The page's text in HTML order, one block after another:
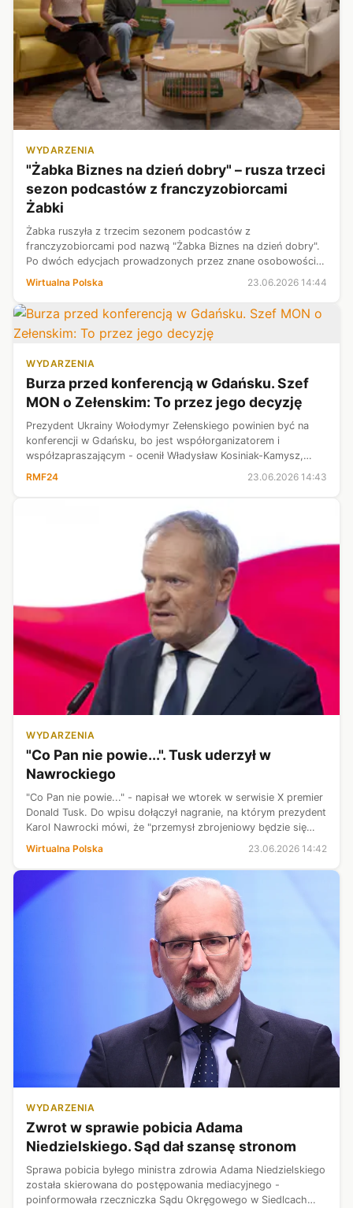
WYDARZENIA
"Żabka Biznes na dzień dobry" – rusza trzeci
sezon podcastów z franczyzobiorcami
Żabki
Żabka ruszyła z trzecim sezonem podcastów z
franczyzobiorcami pod nazwą "Żabka Biznes na dzień dobry".
Po dwóch edycjach prowadzonych przez znane osobowości
się duet gospodarzy - Paulina S...
Wirtualna Polska 23.06.2026 14:44
WYDARZENIA
Burza przed konferencją w Gdańsku. Szef
MON o Zełenskim: To przez jego decyzję
Prezydent Ukrainy Wołodymyr Zełenskiego powinien być na
konferencji w Gdańsku, bo jest współorganizatorem i
współzapraszającym - ocenił Władysław Kosiniak-Kamysz,
RMF24 23.06.2026 14:43
WYDARZENIA
"Co Pan nie powie...". Tusk uderzył w
Nawrockiego
"Co Pan nie powie..." - napisał we wtorek w serwisie X premier
Donald Tusk. Do wpisu dołączył nagranie, na którym prezydent
Karol Nawrocki mówi, że "przemysł zbrojeniowy będzie się
rozwijał między innymi za sprawą kredytu, który trafił do
Wirtualna Polska 23.06.2026 14:42
WYDARZENIA
Zwrot w sprawie pobicia Adama
Niedzielskiego. Sąd dał szansę stronom
Sprawa pobicia byłego ministra zdrowia Adama Niedzielskiego
została skierowana do postępowania mediacyjnego -
poinformowała rzeczniczka Sądu Okręgowego w Siedlcach